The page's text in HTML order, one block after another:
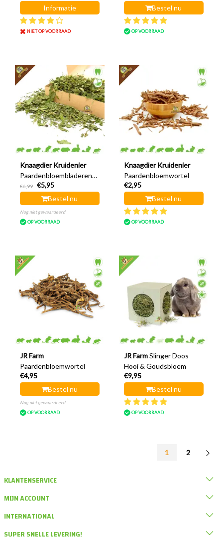
Informatie
NIET OP VOORRAAD
Bestel nu
OP VOORRAAD
Knaagdier Kruidenier
Paardenbloembladeren
Grof
€6,99
€5,95
Bestel nu
Nog niet gewaardeerd
OP VOORRAAD
Knaagdier Kruidenier
Paardenbloemwortel
€2,95
Bestel nu
OP VOORRAAD
JR Farm
Paardenbloemwortel
€4,95
Bestel nu
Nog niet gewaardeerd
OP VOORRAAD
JR Farm Slinger Doos
Hooi & Goudsbloem
€9,95
Bestel nu
OP VOORRAAD
1 2
KLANTENSERVICE
MIJN ACCOUNT
INTERNATIONAL
SUPER SNELLE LEVERING!